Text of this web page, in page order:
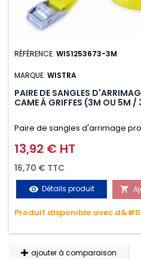
RÉFÉRENCE: WIS1253673-3M
MARQUE: WISTRA
PAIRE DE SANGLES
CAME À GRIFFES (3M OU 5M
Paire de sangles d'arrimage
griffes (3M ou 5M / 350daN),
Permet d'arrimer et de
le transport. Matière polyester
variations de températures,
Prix
13,92 € HT
16,70 € TTC
visibility Détails produit 
Produit disponible avec
ajouter à comparaison